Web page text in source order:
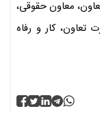
معاون حقوقی،
کار و رفاه